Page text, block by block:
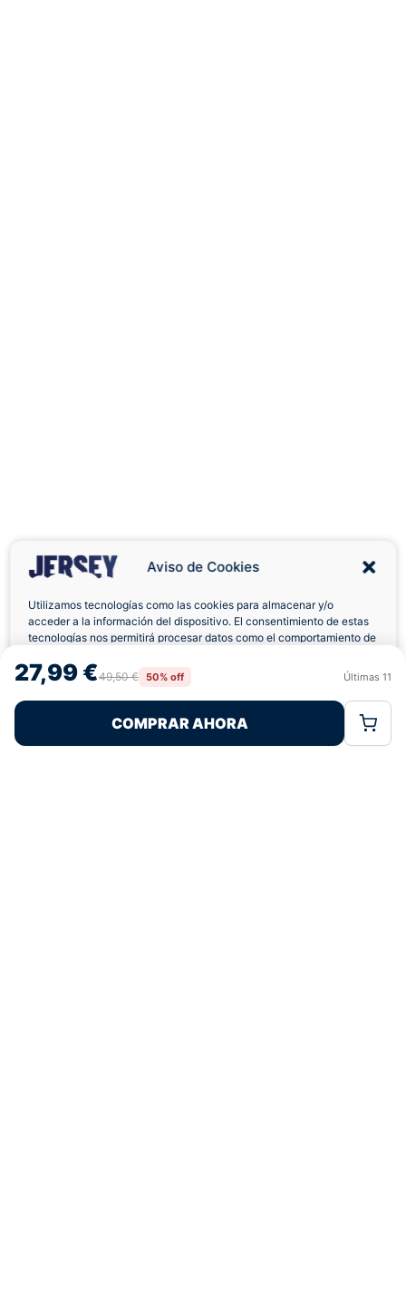
Aviso de Cookies
Utilizamos tecnologías como las cookies para almacenar y/o
acceder a la información del dispositivo. El consentimiento de estas
tecnologías nos permitirá procesar datos como el comportamiento de
retirar el consentimiento, puede afectar negativamente a ciertas
características y funciones.
Rechazar
Política de CookiesPolítica de Privacidad
27,99 €49,50 € 50% off Últimas 11
COMPRAR AHORA
Envíos a Domicilio Devolución 7 Días
Pagos 100% Seguros Ofertas Sin Límites